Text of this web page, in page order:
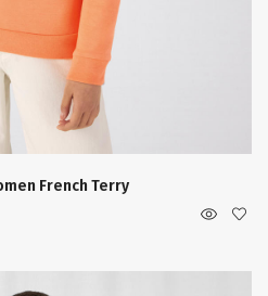
French Terry